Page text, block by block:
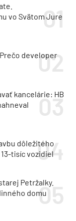
vo Svätom Jure
developer
kancelárie: HB
dôležitého
tisíc vozidiel
Petržalky.
domu